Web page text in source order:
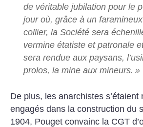
de véritable jubilation pour le
jour où, grâce à un
collier, la Société sera
vermine étatiste et patronale
sera rendue aux paysans,
prolos, la mine aux mineurs. »
De plus, les anarchistes s’étaient
engagés dans la construction du
1904, Pouget convainc la CGT